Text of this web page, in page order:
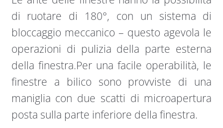
di ruotare di 180°, con un sistema di
bloccaggio meccanico – questo agevola le
operazioni di pulizia della parte esterna
della finestra.Per una facile operabilità, le
finestre a bilico sono provviste di una
maniglia con due scatti di microapertura
posta sulla parte inferiore della finestra.